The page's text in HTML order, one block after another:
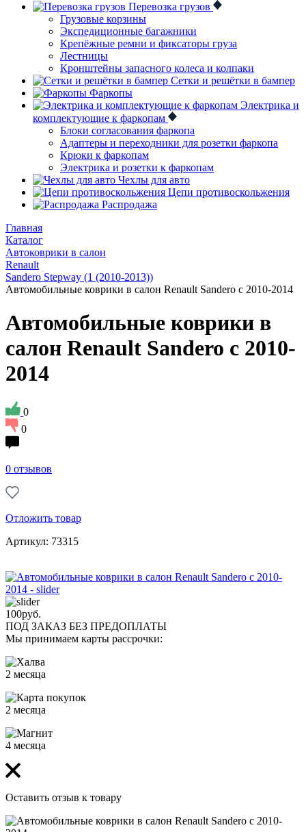
Перевозка грузов
Грузовые корзины
Экспедиционные багажники
Крепёжные ремни и фиксаторы груза
Лестницы
Кронштейны запасного колеса и колпаки
Сетки и решётки в бампер
Фаркопы
Электрика и
комплектующие к фаркопам
Блоки согласования фаркопа
Адаптеры и переходники для розетки фаркопа
Крюки к фаркопам
Электрика и розетки к фаркопам
Чехлы для авто
Цепи противоскольжения
Распродажа
Главная
Каталог
Автоковрики в салон
Renault
Sandero Stepway (1 (2010-2013))
Автомобильные коврики в салон Renault Sandero c 2010-2014
Автомобильные коврики в
салон Renault Sandero c 2010-
2014
0
0
0 отзывов
Отложить товар
Артикул: 73315
100руб.
ПОД ЗАКАЗ БЕЗ ПРЕДОПЛАТЫ
Мы принимаем карты рассрочки:
2 месяца
2 месяца
4 месяца
Оставить отзыв к товару